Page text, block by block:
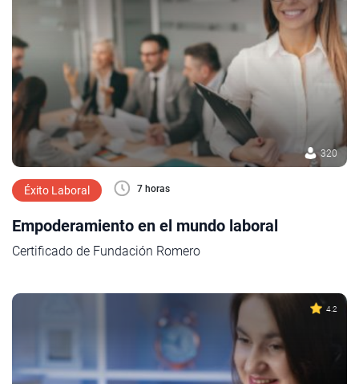
320
Éxito Laboral 7 horas
Empoderamiento en el mundo laboral
Certificado de Fundación Romero
4.2